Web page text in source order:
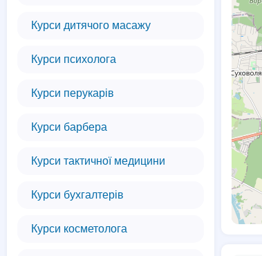
Курси дитячого масажу
Курси психолога
Курси перукарів
Курси барбера
Курси тактичної медицини
Курси бухгалтерів
Курси косметолога